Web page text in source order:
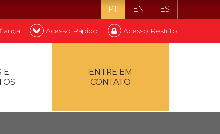
PT EN ES
Acesso Rápido Acesso Restrito
E
ENTRE EM
CONTATO